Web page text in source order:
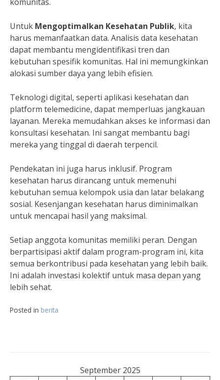
Untuk Mengoptimalkan Kesehatan Publik, kita
harus memanfaatkan data. Analisis data kesehatan
dapat membantu mengidentifikasi tren dan
kebutuhan spesifik komunitas. Hal ini memungkinkan
alokasi sumber daya yang lebih efisien.
Teknologi digital, seperti aplikasi kesehatan dan
platform telemedicine, dapat memperluas jangkauan
layanan. Mereka memudahkan akses ke informasi dan
konsultasi kesehatan. Ini sangat membantu bagi
mereka yang tinggal di daerah terpencil.
Pendekatan ini juga harus inklusif. Program
kesehatan harus dirancang untuk memenuhi
kebutuhan semua kelompok usia dan latar belakang
sosial. Kesenjangan kesehatan harus diminimalkan
untuk mencapai hasil yang maksimal.
Setiap anggota komunitas memiliki peran. Dengan
berpartisipasi aktif dalam program-program ini, kita
semua berkontribusi pada kesehatan yang lebih baik.
Ini adalah investasi kolektif untuk masa depan yang
lebih sehat.
Posted in berita
September 2025